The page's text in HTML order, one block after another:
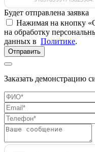
Будет отправлена заявка
Нажимая на кнопку
на обработку
данных в Политике.
Отправить
Заказать демонстрацию